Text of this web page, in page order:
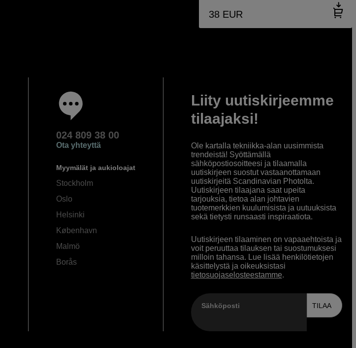
38 EUR
024 809 38 00
Ota yhteyttä
Myymälät ja aukioloajat
Stockholm
Oslo
Helsinki
København
Malmö
Borås
Liity uutiskirjeemme
tilaajaksi!
Ole kartalla tekniikka-alan uusimmista
trendeistä! Syöttämällä
sähköpostiosoitteesi ja tilaamalla
uutiskirjeen suostut vastaanottamaan
uutiskirjeitä Scandinavian Photolta.
Uutiskirjeen tilaajana saat upeita
tarjouksia, tietoa alan johtavien
tuotemerkkien kuulumisista ja uutuuksista
sekä tietysti runsaasti inspiraatiota.
Uutiskirjeen tilaaminen on vapaaehtoista ja
voit peruuttaa tilauksen tai suostumuksesi
milloin tahansa. Lue lisää henkilötietojen
käsittelystä ja oikeuksistasi
tietosuojaselosteestamme.
Sähköposti TILAA